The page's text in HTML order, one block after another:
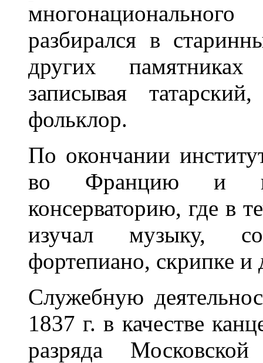
разбирался в
других
записывая
фольклор.
По окончании
во Францию и
консерваторию, где в
изучал музыку,
фортепиано, скрипке и
Служебную
1837 г. в качестве
разряда